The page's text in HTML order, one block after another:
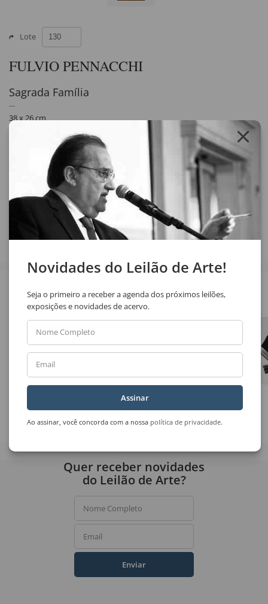
Lote
FULVIO PENNACCHI
Sagrada Família
38 x 26 cm
óleo sobre placa de eucatex
assinatura sup. esq.
Obra de nº 25 registrada no Projeto Fulvio Pennacchi. Informação
cedida pela filha do artista, Giovanni Pennachi.
Compartilhar
Veja também
Sem Título
Novidades do Leilão de Arte!
Seja o primeiro a receber a agenda dos próximos leilões,
exposições e novidades de acervo.
Nome Completo
Email
Assinar
Ao assinar, você concorda com a nossa política de privacidade.
Quer receber novidades
do Leilão de Arte?
Nome Completo
Email
Enviar